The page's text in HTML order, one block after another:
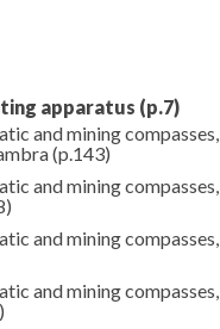
apparatus (p.7)
and mining compasses,
(p.143)
and mining compasses,
and mining compasses,
and mining compasses,